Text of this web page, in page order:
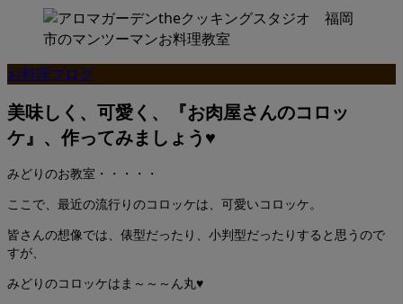
お料理ブログ
美味しく、可愛く、『お肉屋さんのコロッ
ケ』、作ってみましょう♥
みどりのお教室・・・・・
ここで、最近の流行りのコロッケは、可愛いコロッケ。
皆さんの想像では、俵型だったり、小判型だったりすると思うので
すが、
みどりのコロッケはま～～～ん丸♥